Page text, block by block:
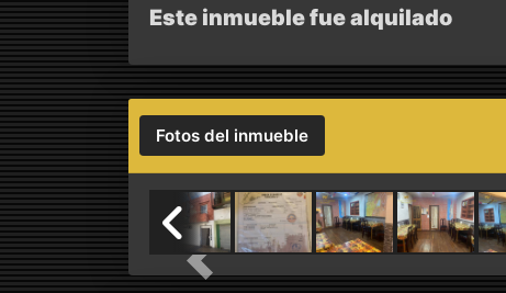
Este inmueble fue alquilado
Fotos del inmueble
Previous